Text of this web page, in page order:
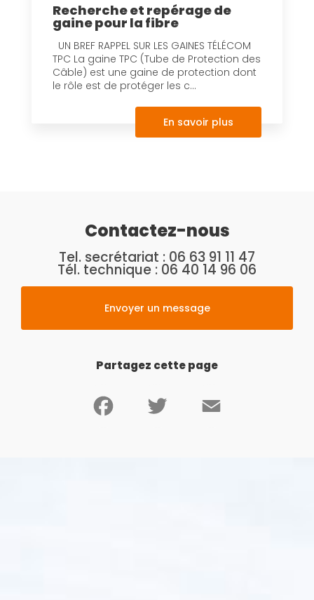
Recherche et repérage de
gaine pour la fibre
UN BREF RAPPEL SUR LES GAINES TÉLÉCOM
TPC La gaine TPC (Tube de Protection des
Câble) est une gaine de protection dont
le rôle est de protéger les c...
En savoir plus
Contactez-nous
Tel. secrétariat : 06 63 91 11 47
Tél. technique : 06 40 14 96 06
Envoyer un message
Partagez cette page